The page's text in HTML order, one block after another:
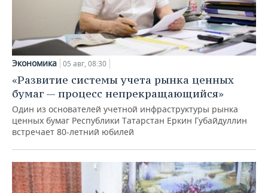
Экономика 05 авг, 08:30
«Развитие системы учета рынка ценных
бумаг — процесс непрекращающийся»
Один из основателей учетной инфраструктуры рынка
ценных бумаг Республики Татарстан Еркин Губайдуллин
встречает 80-летний юбилей